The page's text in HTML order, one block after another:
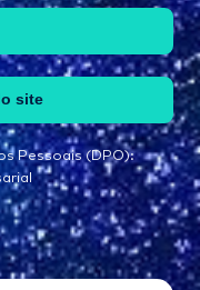
site
Pessoais (DPO):